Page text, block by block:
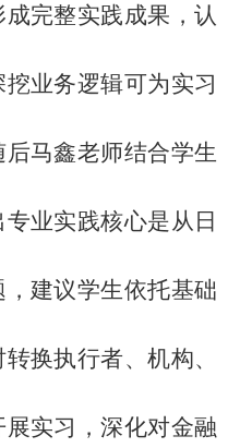
完整实践成果，认
业务逻辑可为实习
后马鑫老师结合学生
业实践核心是从日
建议学生依托基础
换执行者、机构、
实习，深化对金融